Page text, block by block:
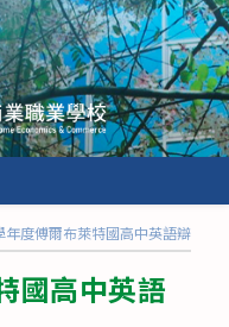
年度傅爾布萊特國高中英語辯論教
國高中英語